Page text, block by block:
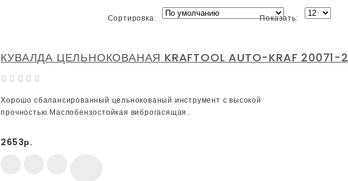
Сортировка: Показать:
КУВАЛДА ЦЕЛЬНОКОВАНАЯ KRAFTOOL AUTO-KRAF 20071-2
Хорошо сбалансированный цельнокованый инструмент с высокой
прочностью.Маслобензостойкая виброгасящая..
2653р.